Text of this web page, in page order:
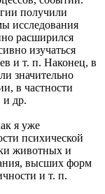
получили
исследования
расширился
изучаться
и т. п. Наконец, в
значительно
в частности
и др.
я уже
психической
животных и
высших форм
и т. п.